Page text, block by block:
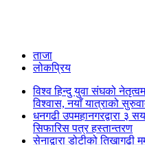
ताजा
लोकप्रिय
विश्व हिन्दु युवा संघको
विश्वास, नयाँ यात्राको
धनगढी उपमहानगरद्वारा ३ सय
सिफारिस पत्र हस्तान्तरण
सेनाद्वारा डोटीको तिखागढी